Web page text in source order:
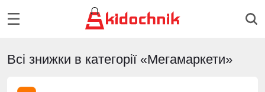
Всі знижки в категорії «Мегамаркети»